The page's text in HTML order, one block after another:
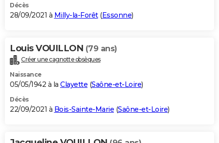
Décès
28/09/2021 à Milly-la-Forêt(Essonne)
Louis VOUILLON (79 ans)
Créer une cagnotte obsèques
Naissance
05/05/1942 à la Clayette (Saône-et-Loire)
Décès
22/09/2021 à Bois-Sainte-Marie (Saône-et-Loire)